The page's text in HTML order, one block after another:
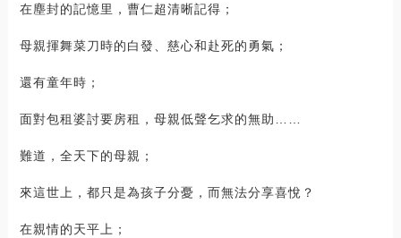
在塵封的記憶里，曹仁超清晰記得；
母親揮舞菜刀時的白發、慈心和赴死的勇氣；
還有童年時；
面對包租婆討要房租，母親低聲乞求的無助……
難道，全天下的母親；
來這世上，都只是為孩子分憂，而無法分享喜悅？
在親情的天平上；